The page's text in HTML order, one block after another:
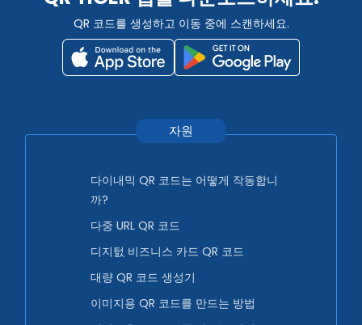
QR 코드를 생성하고 이동 중에 스캔하세요.
자원
다이내믹 QR 코드는 어떻게 작동합니
까?
다중 URL QR 코드
디지턼 비즈니스 카드 QR 코드
대량 QR 코드 생성기
이미지용 QR 코드를 만드는 방법